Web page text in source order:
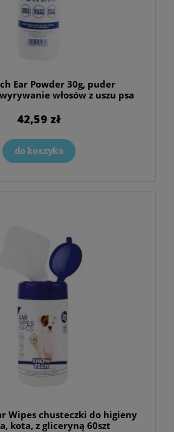
Ear Powder 30g, puder
włosów z uszu psa
42,59 zł
do koszyka
Wipes chusteczki do higieny
kota, z gliceryną 60szt